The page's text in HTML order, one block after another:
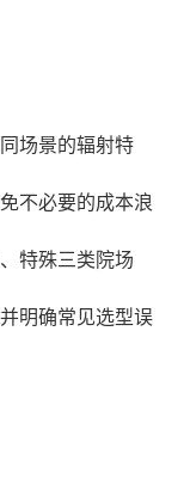
场景的辐射特
不必要的成本浪
特殊三类院场
明确常见选型误